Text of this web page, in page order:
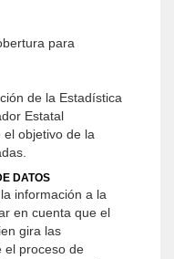
para
de la Estadística
Estatal
objetivo de la
DATOS
información a la
en cuenta que el
gira las
el proceso de